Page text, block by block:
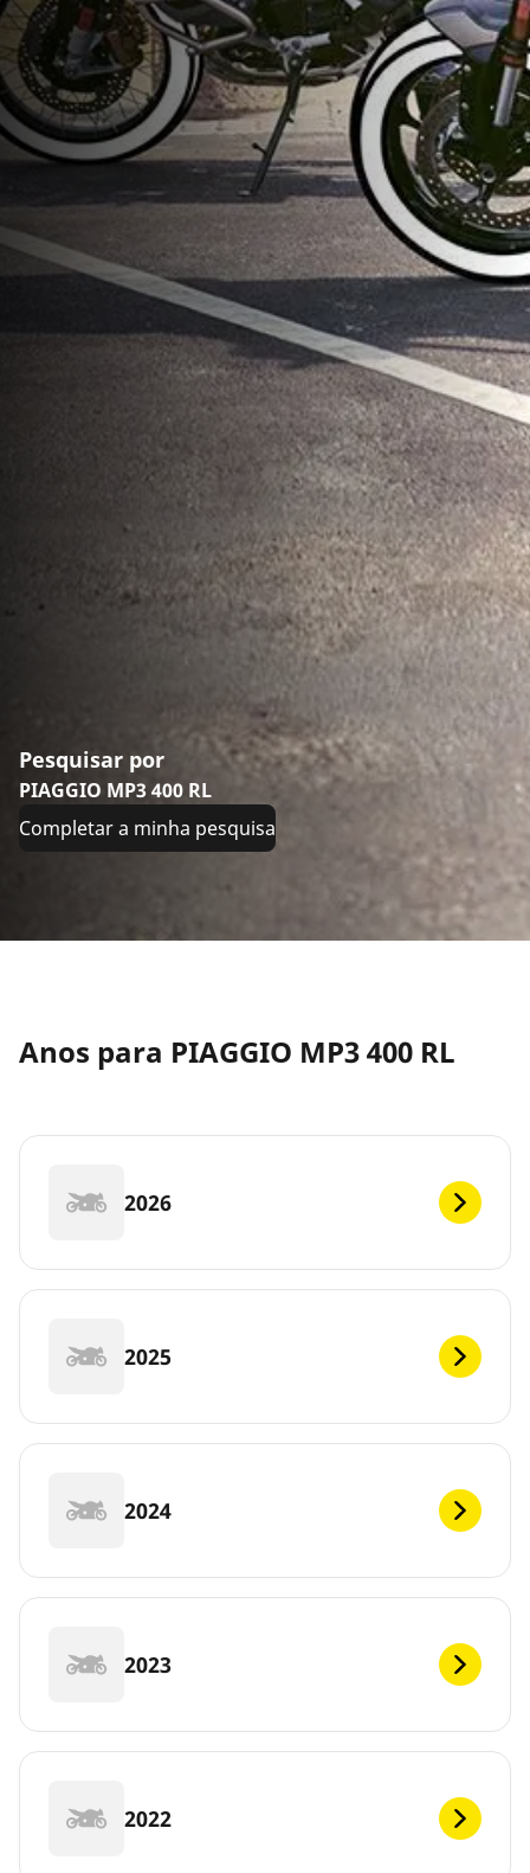
Pesquisar por
PIAGGIO MP3 400 RL
Completar a minha pesquisa
Anos para PIAGGIO MP3 400 RL
2026
2025
2024
2023
2022